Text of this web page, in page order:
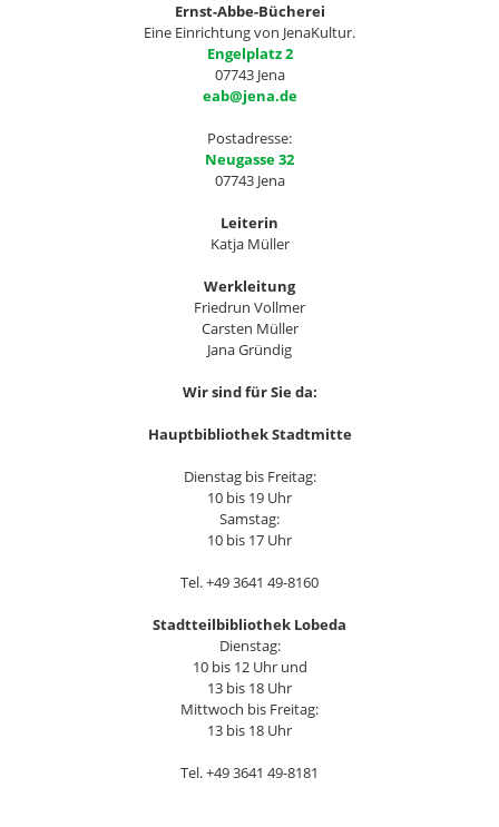
Ernst-Abbe-Bücherei
Eine Einrichtung von JenaKultur.
Engelplatz 2
07743 Jena
eab@jena.de
Postadresse:
Neugasse 32
07743 Jena
Leiterin
Katja Müller
Werkleitung
Friedrun Vollmer
Carsten Müller
Jana Gründig
Wir sind für Sie da:
Hauptbibliothek Stadtmitte
Dienstag bis Freitag:
10 bis 19 Uhr
Samstag:
10 bis 17 Uhr
Tel. +49 3641 49-8160
Stadtteilbibliothek Lobeda
Dienstag:
10 bis 12 Uhr und
13 bis 18 Uhr
Mittwoch bis Freitag:
13 bis 18 Uhr
Tel. +49 3641 49-8181